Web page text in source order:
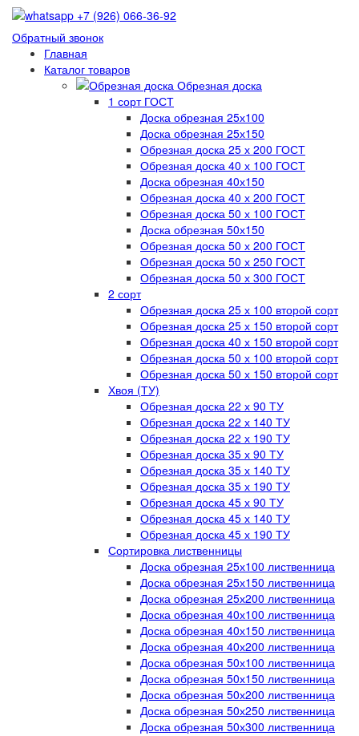
+7 (926) 066-36-92
Обратный звонок
Главная
Каталог товаров
Обрезная доска
1 сорт ГОСТ
Доска обрезная 25х100
Доска обрезная 25х150
Обрезная доска 25 х 200 ГОСТ
Обрезная доска 40 х 100 ГОСТ
Доска обрезная 40х150
Обрезная доска 40 х 200 ГОСТ
Обрезная доска 50 х 100 ГОСТ
Доска обрезная 50х150
Обрезная доска 50 х 200 ГОСТ
Обрезная доска 50 х 250 ГОСТ
Обрезная доска 50 х 300 ГОСТ
2 сорт
Обрезная доска 25 х 100 второй сорт
Обрезная доска 25 х 150 второй сорт
Обрезная доска 40 х 150 второй сорт
Обрезная доска 50 х 100 второй сорт
Обрезная доска 50 х 150 второй сорт
Хвоя (ТУ)
Обрезная доска 22 х 90 ТУ
Обрезная доска 22 х 140 ТУ
Обрезная доска 22 х 190 ТУ
Обрезная доска 35 х 90 ТУ
Обрезная доска 35 х 140 ТУ
Обрезная доска 35 х 190 ТУ
Обрезная доска 45 х 90 ТУ
Обрезная доска 45 х 140 ТУ
Обрезная доска 45 х 190 ТУ
Сортировка лиственницы
Доска обрезная 25х100 лиственница
Доска обрезная 25х150 лиственница
Доска обрезная 25х200 лиственница
Доска обрезная 40х100 лиственница
Доска обрезная 40х150 лиственница
Доска обрезная 40х200 лиственница
Доска обрезная 50х100 лиственница
Доска обрезная 50х150 лиственница
Доска обрезная 50х200 лиственница
Доска обрезная 50х250 лиственница
Доска обрезная 50х300 лиственница